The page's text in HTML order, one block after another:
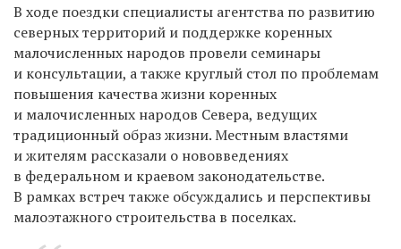
В ходе поездки специалисты агентства по развитию
северных территорий и поддержке коренных
малочисленных народов провели семинары
и консультации, а также круглый стол по проблемам
повышения качества жизни коренных
и малочисленных народов Севера, ведущих
традиционный образ жизни. Местным властями
и жителям рассказали о нововведениях
в федеральном и краевом законодательстве.
В рамках встреч также обсуждались и перспективы
малоэтажного строительства в поселках.